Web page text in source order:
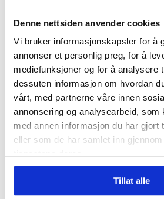
Denne nettsiden anvender cookies
Vi bruker informasjonskapsler for å
annonser et personlig preg, for å
mediefunksjoner og for å analysere
dessuten informasjon om hvordan
vårt, med partnerne våre innen
annonsering og analysearbeid, som
med annen informasjon du har gjort
eller som de har samlet inn
Tillat alle
til å nå målet om 55
innen 2030. Men vi er
rettferdig klimapolitikk,
tusenvis av
får støtte hos folk.
alle som er like opptatt
leder Peggy Hessen